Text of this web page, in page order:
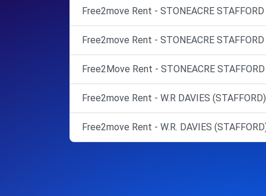
Free2move Rent - STONEACRE
Free2move Rent - STONEACRE
Free2Move Rent - STONEACRE
Free2move Rent - W.R DAVIES
Free2move Rent - W.R. DAVIES